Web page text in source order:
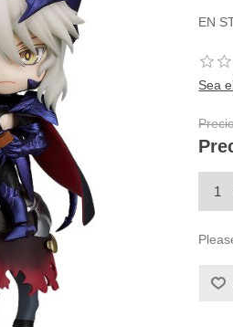
EN
Sea